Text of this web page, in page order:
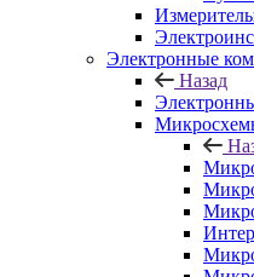
Электронные
Назад